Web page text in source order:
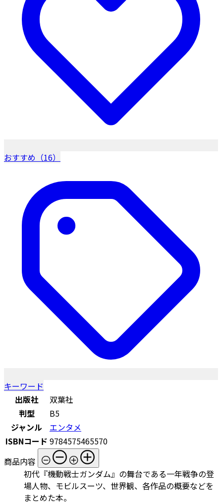
おすすめ（16）
キーワード
出版社
双葉社
判型
B5
ジャンル
エンタメ
ISBNコード 9784575465570
商品内容
初代『機動戦士ガンダム』の舞台である一年戦争の登
場人物、モビルスーツ、世界観、各作品の概要などを
まとめた本。